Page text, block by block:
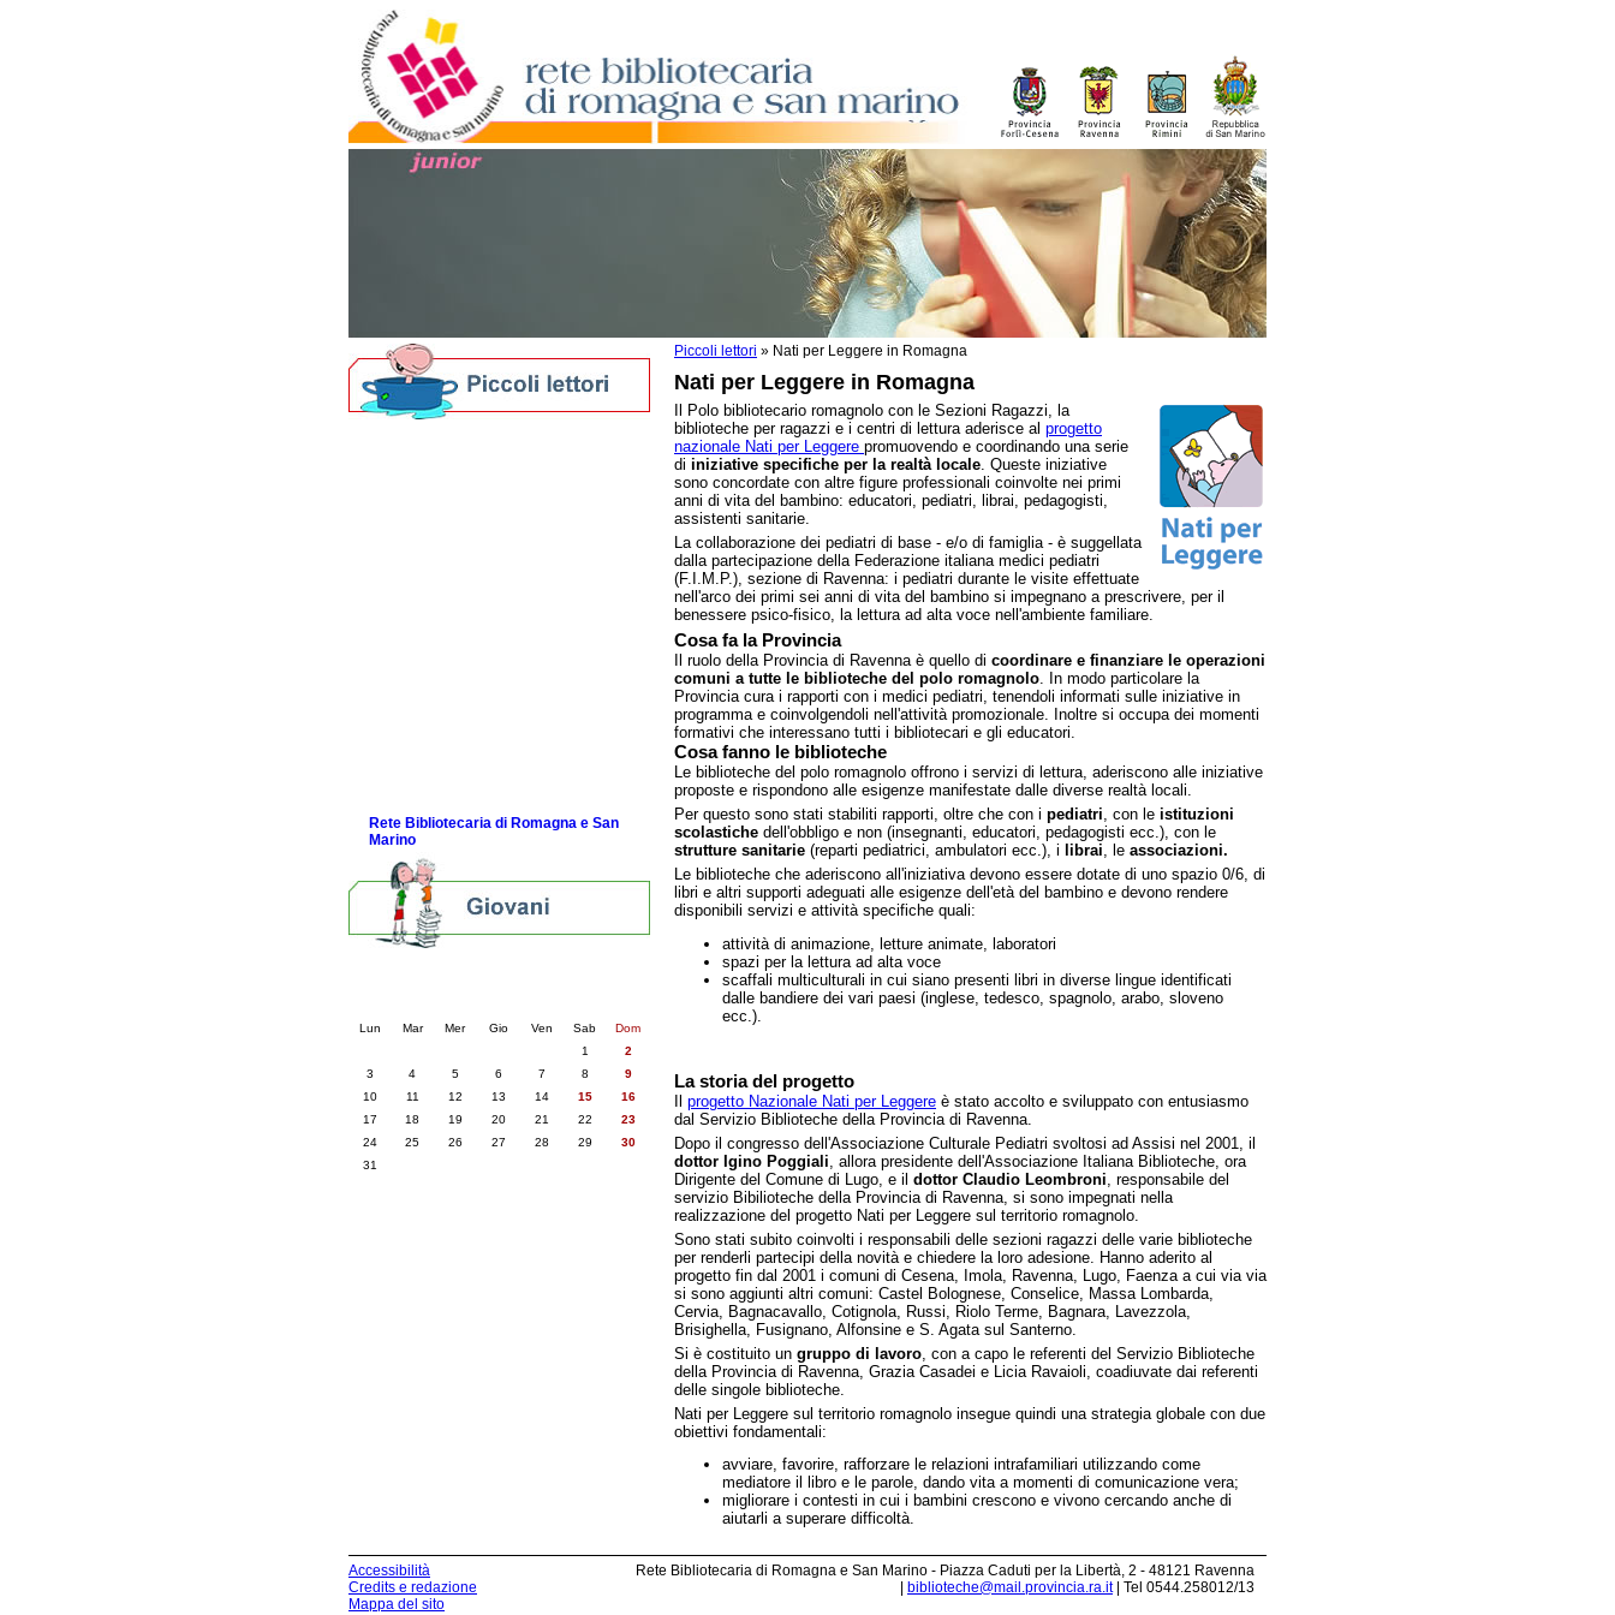
Piccoli lettori » Nati per Leggere in Romagna
Nati per Leggere in Romagna
Il Polo bibliotecario romagnolo con le Sezioni Ragazzi, la
biblioteche per ragazzi e i centri di lettura aderisce al progetto
nazionale Nati per Leggere promuovendo e coordinando una serie
di iniziative specifiche per la realtà locale. Queste iniziative
sono concordate con altre figure professionali coinvolte nei primi
anni di vita del bambino: educatori, pediatri, librai, pedagogisti,
assistenti sanitarie.
La collaborazione dei pediatri di base - e/o di famiglia - è suggellata
dalla partecipazione della Federazione italiana medici pediatri
(F.I.M.P.), sezione di Ravenna: i pediatri durante le visite effettuate
nell'arco dei primi sei anni di vita del bambino si impegnano a prescrivere, per il
benessere psico-fisico, la lettura ad alta voce nell'ambiente familiare.
Cosa fa la Provincia
Il ruolo della Provincia di Ravenna è quello di coordinare e finanziare le operazioni
comuni a tutte le biblioteche del polo romagnolo. In modo particolare la
Provincia cura i rapporti con i medici pediatri, tenendoli informati sulle iniziative in
programma e coinvolgendoli nell'attività promozionale. Inoltre si occupa dei momenti
formativi che interessano tutti i bibliotecari e gli educatori.
Cosa fanno le biblioteche
Le biblioteche del polo romagnolo offrono i servizi di lettura, aderiscono alle iniziative
proposte e rispondono alle esigenze manifestate dalle diverse realtà locali.
Per questo sono stati stabiliti rapporti, oltre che con i pediatri, con le istituzioni
scolastiche dell'obbligo e non (insegnanti, educatori, pedagogisti ecc.), con le
strutture sanitarie (reparti pediatrici, ambulatori ecc.), i librai, le associazioni.
Le biblioteche che aderiscono all'iniziativa devono essere dotate di uno spazio 0/6, di
libri e altri supporti adeguati alle esigenze dell'età del bambino e devono rendere
disponibili servizi e attività specifiche quali:
attività di animazione, letture animate, laboratori
spazi per la lettura ad alta voce
scaffali multiculturali in cui siano presenti libri in diverse lingue identificati
dalle bandiere dei vari paesi (inglese, tedesco, spagnolo, arabo, sloveno
ecc.).
La storia del progetto
Il progetto Nazionale Nati per Leggere è stato accolto e sviluppato con entusiasmo
dal Servizio Biblioteche della Provincia di Ravenna.
Dopo il congresso dell'Associazione Culturale Pediatri svoltosi ad Assisi nel 2001, il
dottor Igino Poggiali , allora presidente dell'Associazione Italiana Biblioteche, ora
Dirigente del Comune di Lugo, e il dottor Claudio Leombroni , responsabile del
servizio Bibilioteche della Provincia di Ravenna, si sono impegnati nella
realizzazione del progetto Nati per Leggere sul territorio romagnolo.
Sono stati subito coinvolti i responsabili delle sezioni ragazzi delle varie biblioteche
per renderli partecipi della novità e chiedere la loro adesione. Hanno aderito al
progetto fin dal 2001 i comuni di Cesena, Imola, Ravenna, Lugo, Faenza a cui via via
si sono aggiunti altri comuni: Castel Bolognese, Conselice, Massa Lombarda,
Cervia, Bagnacavallo, Cotignola, Russi, Riolo Terme, Bagnara, Lavezzola,
Brisighella, Fusignano, Alfonsine e S. Agata sul Santerno.
Si è costituito un gruppo di lavoro , con a capo le referenti del Servizio Biblioteche
della Provincia di Ravenna, Grazia Casadei e Licia Ravaioli, coadiuvate dai referenti
delle singole biblioteche.
Nati per Leggere sul territorio romagnolo insegue quindi una strategia globale con due
obiettivi fondamentali:
avviare, favorire, rafforzare le relazioni intrafamiliari utilizzando come
mediatore il libro e le parole, dando vita a momenti di comunicazione vera;
migliorare i contesti in cui i bambini crescono e vivono cercando anche di
aiutarli a superare difficoltà.
Rete Bibliotecaria di Romagna e San
Marino
Lun Mar Mer Gio Ven Sab
Dom
1
2
3
4 5 6 7 8
9
10
11 12 13 14 15
16
17
18 19 20 21 22
23
24
25 26 27 28 29
30
31
Accessibilità
Credits e redazione
Mappa del sito
Rete Bibliotecaria di Romagna e San Marino - Piazza Caduti per la Libertà, 2 - 48121 Ravenna
biblioteche@mail.provincia.ra.it| Tel 0544.258012/13